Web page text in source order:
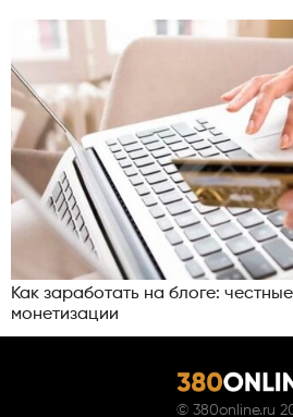
Как заработать на блоге:
монетизации
© 380online.ru